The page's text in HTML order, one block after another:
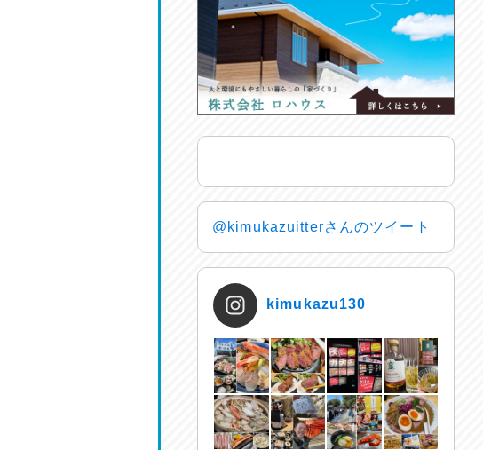
@kimukazuitterさんのツイート
kimukazu130